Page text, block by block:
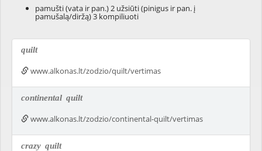
pamušti (vata ir pan.) 2 užsiūti (pinigus ir pan. į
pamušalą/diržą) 3 kompiliuoti
quilt
www.alkonas.lt/zodzio/quilt/vertimas
continental quilt
www.alkonas.lt/zodzio/continental-quilt/vertimas
crazy quilt